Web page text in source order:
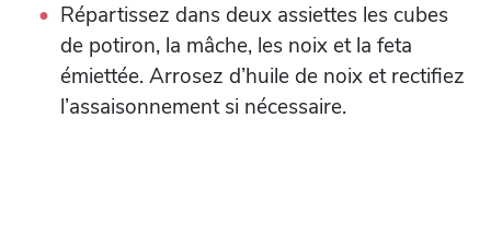
Répartissez dans deux assiettes les cubes
de potiron, la mâche, les noix et la feta
émiettée. Arrosez d’huile de noix et rectifiez
l’assaisonnement si nécessaire.